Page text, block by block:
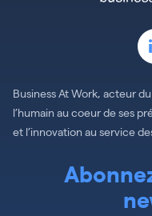
Business At Work, acteur
l’humain au coeur de ses
et l’innovation au service